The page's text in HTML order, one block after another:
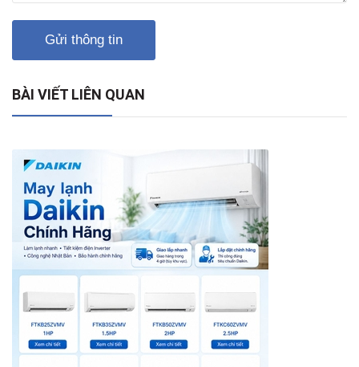
Gửi thông tin
BÀI VIẾT LIÊN QUAN